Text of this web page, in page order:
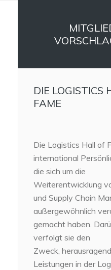
DIE LOGISTICS
FAME
Die Logistics Hall of
international
die sich um die
Weiterentwicklung
und Supply Chain
außergewöhnlich
gemacht haben.
verfolgt sie den
Zweck,
Leistungen in der